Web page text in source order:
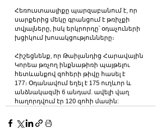
Հեռուստաալիքը պարզաբանում է, որ
սարքերից մեկը գրանցում է թռիչքի
տվյալները, իսկ երկրորդը՝ օդաչուների
խցիկում խոսակցությունները։
Հիշեցնենք, որ Թաիլանդից Հարավային
Կորեա թռչող ինքնաթիռի պայթելու
հետևանքով զոհերի թիվը հասել է
177։ Օդանավում եղել է 175 ուղևոր և
անձնակազմի 6 անդամ. ավելի վաղ
հաղորդվում էր 120 զոհի մասին: